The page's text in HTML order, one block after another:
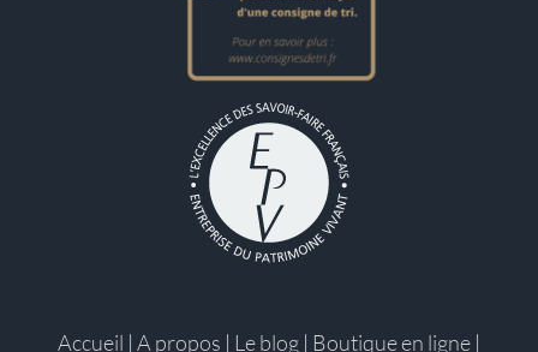
Accueil | A propos | Le blog | Boutique en ligne |